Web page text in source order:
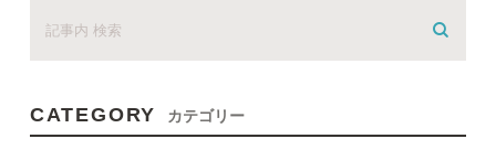
CATEGORY カテゴリー